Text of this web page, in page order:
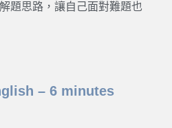
題思路，讓自己面對難題也
– 6 minutes